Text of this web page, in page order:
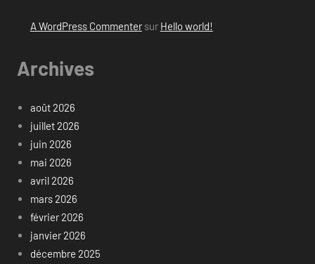
A WordPress Commentersur Hello world!
Archives
août 2026
juillet 2026
juin 2026
mai 2026
avril 2026
mars 2026
février 2026
janvier 2026
décembre 2025